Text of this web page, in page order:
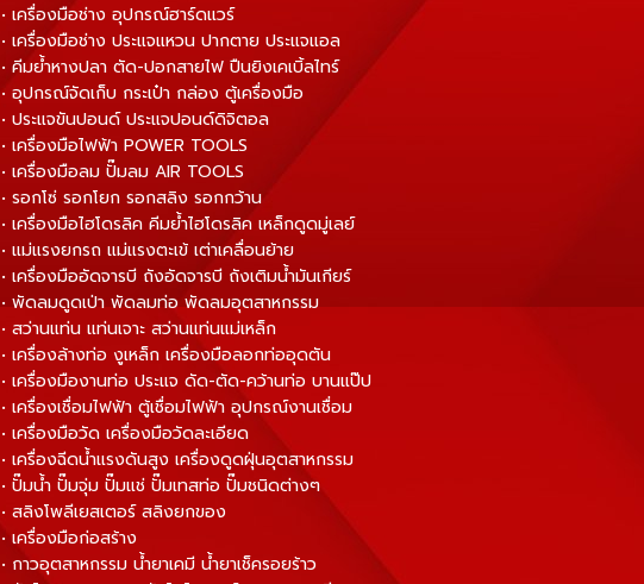
• เครื่องมือช่าง อุปกรณ์ฮาร์ดแวร์
• เครื่องมือช่าง ประแจแหวน ปากตาย ประแจแอล
• คีมย้ำหางปลา ตัด-ปอกสายไฟ ปืนยิงเคเบิ้ลไทร์
• อุปกรณ์จัดเก็บ กระเป๋า กล่อง ตู้เครื่องมือ
• ประแจขันปอนด์ ประแจปอนด์ดิจิตอล
• เครื่องมือไฟฟ้า POWER TOOLS
• เครื่องมือลม ปั๊มลม AIR TOOLS
• รอกโซ่ รอกโยก รอกสลิง รอกกว้าน
• เครื่องมือไฮโดรลิค คีมย้ำไฮโดรลิค เหล็กดูดมู่เลย์
• แม่แรงยกรถ แม่แรงตะเข้ เต่าเคลื่อนย้าย
• เครื่องมืออัดจารบี ถังอัดจารบี ถังเติมน้ำมันเกียร์
• พัดลมดูดเป่า พัดลมท่อ พัดลมอุตสาหกรรม
• สว่านแท่น แท่นเจาะ สว่านแท่นแม่เหล็ก
• เครื่องล้างท่อ งูเหล็ก เครื่องมือลอกท่ออุดตัน
• เครื่องมืองานท่อ ประแจ ดัด-ตัด-คว้านท่อ บานแป๊ป
• เครื่องเชื่อมไฟฟ้า ตู้เชื่อมไฟฟ้า อุปกรณ์งานเชื่อม
• เครื่องมือวัด เครื่องมือวัดละเอียด
• เครื่องฉีดน้ำแรงดันสูง เครื่องดูดฝุ่นอุตสาหกรรม
• ปั๊มน้ำ ปั๊มจุ่ม ปั๊มแช่ ปั๊มเทสท่อ ปั๊มชนิดต่างๆ
• สลิงโพลีเยสเตอร์ สลิงยกของ
• เครื่องมือก่อสร้าง
• กาวอุตสาหกรรม น้ำยาเคมี น้ำยาเช็ครอยร้าว